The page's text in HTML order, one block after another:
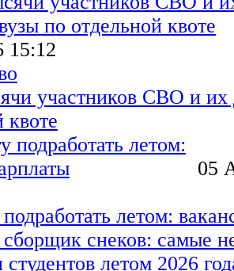
15:12
участников СВО и их
квоте
05
летом: